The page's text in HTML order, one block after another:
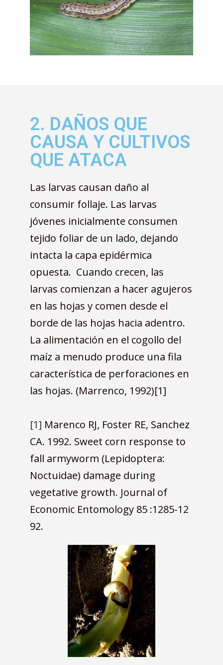
2. DAÑOS QUE
CAUSA Y CULTIVOS
QUE ATACA
Las larvas causan daño al
consumir follaje. Las larvas
jóvenes inicialmente consumen
tejido foliar de un lado, dejando
intacta la capa epidérmica
opuesta. Cuando crecen, las
larvas comienzan a hacer agujeros
en las hojas y comen desde el
borde de las hojas hacia adentro.
La alimentación en el cogollo del
maíz a menudo produce una fila
característica de perforaciones en
las hojas. (Marrenco, 1992)[1]
[1] Marenco RJ, Foster RE, Sanchez
CA. 1992. Sweet corn response to
fall armyworm (Lepidoptera:
Noctuidae) damage during
vegetative growth. Journal of
Economic Entomology 85 :1285-12
92.